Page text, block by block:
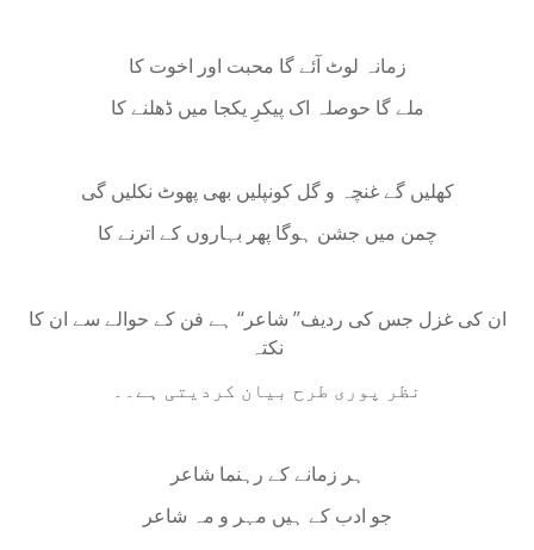
زمانہ لوٹ آئے گا محبت اور اخوت کا
ملے گا حوصلہ اک پیکرِ یکجا میں ڈھلنے کا
کھلیں گے غنچہ و گل کونپلیں بھی پھوٹ نکلیں گی
چمن میں جشن ہوگا پھر بہاروں کے اترنے کا
ان کی غزل جس کی ردیف’’ شاعر‘‘ ہے فن کے حوالے سے ان کا
نکتہ
نظر پوری طرح بیان کردیتی ہے۔۔
ہر زمانے کے رہنما شاعر
جو ادب کے ہیں مہر و مہ شاعر